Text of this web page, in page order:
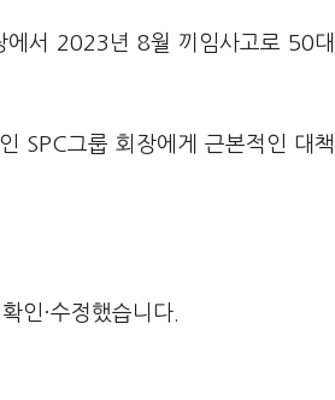
에서 2023년 8월 끼임사고로 50대
SPC그룹 회장에게 근본적인 대책
인·수정했습니다.